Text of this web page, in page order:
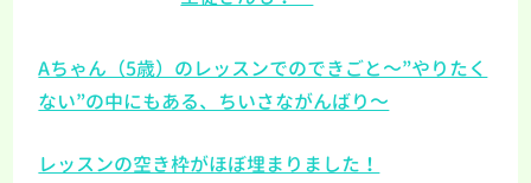
Aちゃん（5歳）のレッスンでのできごと～”やりたく
ない”の中にもある、ちいさながんばり～
レッスンの空き枠がほぼ埋まりました！